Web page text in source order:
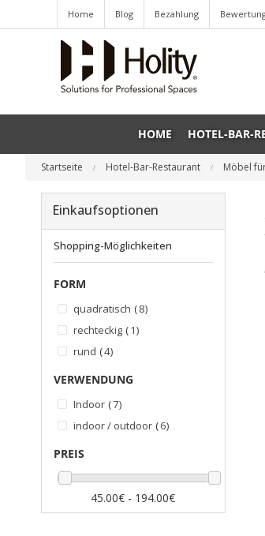
Home Blog Bezahlung
HOME HOTEL-BAR-
Startseite Hotel-Bar-Restaurant Möbel
Einkaufsoptionen
Shopping-Möglichkeiten
FORM
quadratisch 8Artikel
rechteckig
1Artikel
rund
4Artikel
VERWENDUNG
Indoor 7Artikel
indoor / outdoor
6Artikel
PREIS
45.00€ - 194.00€